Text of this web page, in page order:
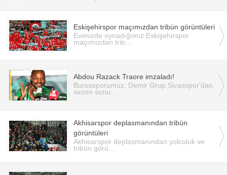
Eskişehirspor maçımızdan tribün görüntüleri
Evimizde oynadığımız Eskişehirspor
maçımızdan trib...
Abdou Razack Traore imzaladı!
Bursasporumuz, Demir Grup Sivasspor'dan
sezon sonu...
Akhisarspor deplasmanından tribün
görüntüleri
Akhisarspor deplasmanından yolculuk ve
tribün görü...